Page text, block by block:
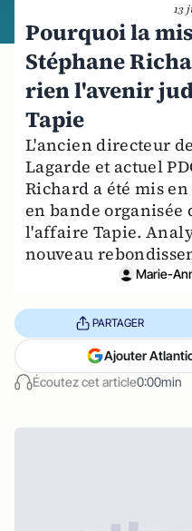
13
Pourquoi la
Stéphane
rien l'avenir
Tapie
L'ancien directeur
Lagarde et actuel
Richard a été mis
en bande organisée
l'affaire Tapie.
nouveau
Marie-
Écoutez cet article0:00min
PARTAGER
Ajouter